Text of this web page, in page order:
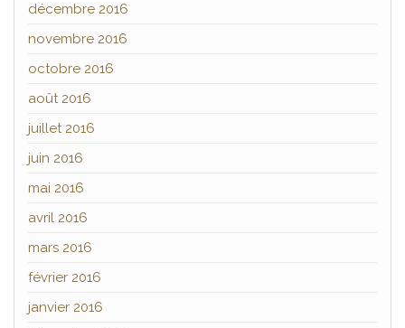
décembre 2016
novembre 2016
octobre 2016
août 2016
juillet 2016
juin 2016
mai 2016
avril 2016
mars 2016
février 2016
janvier 2016